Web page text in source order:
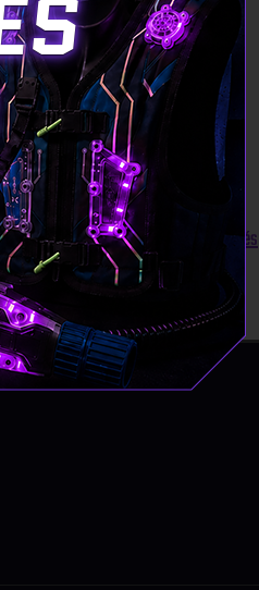
QUI EST EN VOUS !!!
Actualités